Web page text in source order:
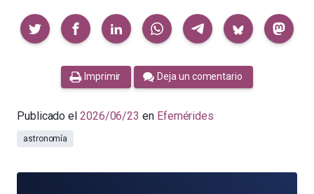
Compartir
Imprimir Deja un comentario
Publicado el 2026/06/23 en Efemérides
astronomía